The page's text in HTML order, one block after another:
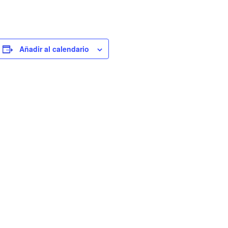
Añadir al calendario